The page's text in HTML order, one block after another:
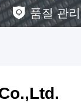
품질 관리